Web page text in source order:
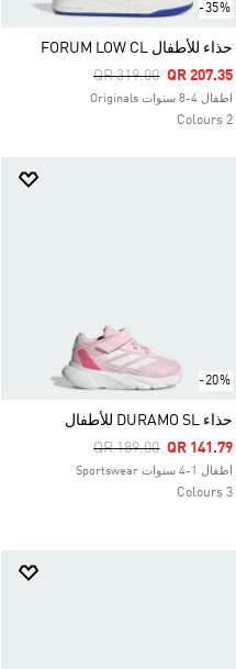
-35%
حذاء للأطفال FORUM LOW CL
Price Reduced From
QR 319.00ToQR 207.35
اطفال 4-8 سنوات Originals
2 Colours
-20%
حذاء DURAMO SL للأطفال
Price Reduced From
QR 189.00ToQR 141.79
اطفال 1-4 سنوات Sportswear
3 Colours